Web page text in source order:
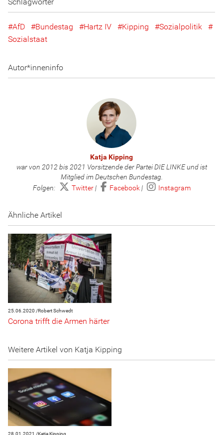
AfD Bundestag Hartz IV Kipping
Sozialpolitik
Sozialstaat
Autor*inneninfo
Katja Kipping
war von 2012 bis 2021 Vorsitzende der Partei DIE LINKE und ist
Mitglied im Deutschen Bundestag.
Folgen:
Twitter| Facebook| Instagram
Ähnliche Artikel
25.06.2020 /Robert Schwedt
Corona trifft die Armen härter
Weitere Artikel von Katja Kipping